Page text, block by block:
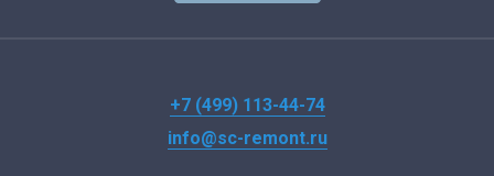
+7 (499) 113-44-74
info@sc-remont.ru